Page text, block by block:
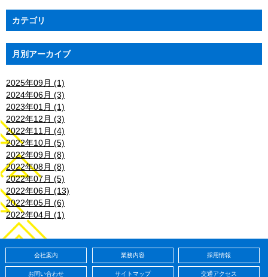
カテゴリ
月別アーカイブ
2025年09月 (1)
2024年06月 (3)
2023年01月 (1)
2022年12月 (3)
2022年11月 (4)
2022年10月 (5)
2022年09月 (8)
2022年08月 (8)
2022年07月 (5)
2022年06月 (13)
2022年05月 (6)
2022年04月 (1)
会社案内 業務内容 採用情報
お問い合わせ サイトマップ 交通アクセス